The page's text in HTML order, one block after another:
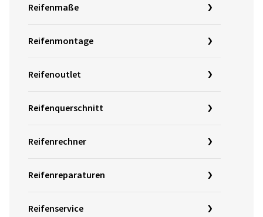
Reifenmaße
Reifenmontage
Reifenoutlet
Reifenquerschnitt
Reifenrechner
Reifenreparaturen
Reifenservice